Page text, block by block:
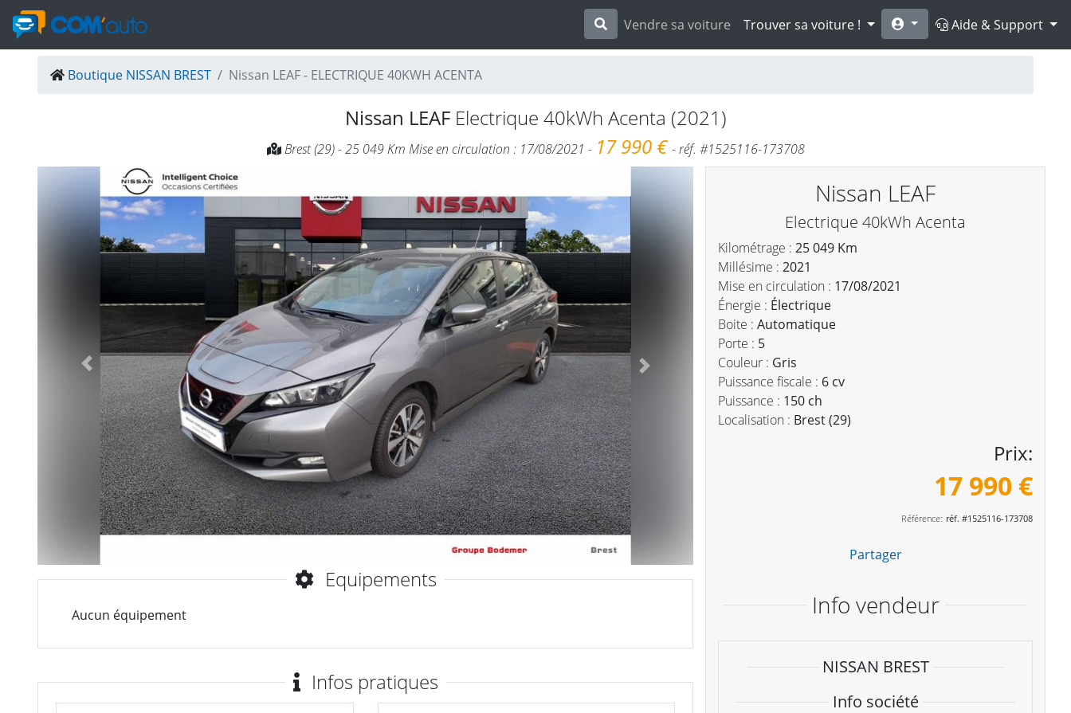
Vendre sa voiture Trouver sa voiture ! Aide & Support
Boutique NISSAN BREST Nissan LEAF - ELECTRIQUE 40KWH ACENTA
Nissan LEAF Electrique 40kWh Acenta (2021)
Brest (29) - 25 049 Km Mise en circulation : 17/08/2021 - 17 990 €- réf. #1525116-173708
Précèdent
Suivant
Equipements
Aucun équipement
Infos pratiques
Nissan LEAF
Electrique 40kWh Acenta
Kilométrage :25 049 Km
Millésime : 2021
Mise en circulation : 17/08/2021
Énergie : Électrique
Boite : Automatique
Porte : 5
Couleur : Gris
Puissance fiscale : 6 cv
Puissance : 150 ch
Localisation : Brest (29)
Prix:
17 990 €
Référence: réf. #1525116-173708
Partager
Info vendeur
NISSAN BREST
Info société